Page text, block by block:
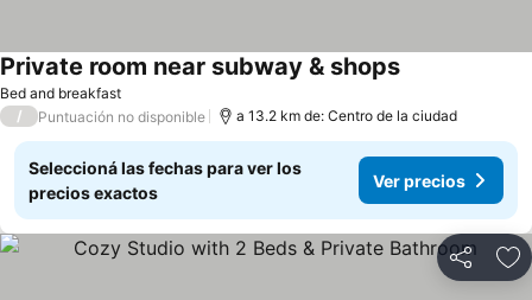
Bed and breakfast
Private room near subway & shops
/ Puntuación no disponible a 13.2 km de: Centro de la ciudad
Seleccioná las fechas para ver los
precios exactos
Ver precios
Compartir